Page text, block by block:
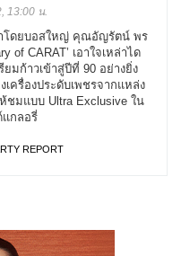
13:00 น.
ำโดยบอสใหญ่ คุณอัญรัตน์ พร
of CARAT’ เอาใจเหล่าได
ยมก้าวเข้าสู่ปีที่ 90 อย่างยิ่ง
ครื่องประดับเพชรจากแหล่ง
ชมแบบ Ultra Exclusive ใน
กลอรี่
REPORT